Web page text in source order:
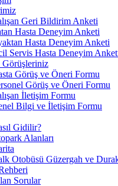
Geri Bildirim Anketi
Hasta Deneyim Anketi
Hasta Deneyim Anketi
Servis Hasta Deneyim
Görüşleriniz
Görüş ve Öneri Formu
Görüş ve Öneri Formu
İletişim Formu
Bilgi ve İletişim Formu
Gidilir?
Alanları
Otobüsü Güzergah ve
Sorular